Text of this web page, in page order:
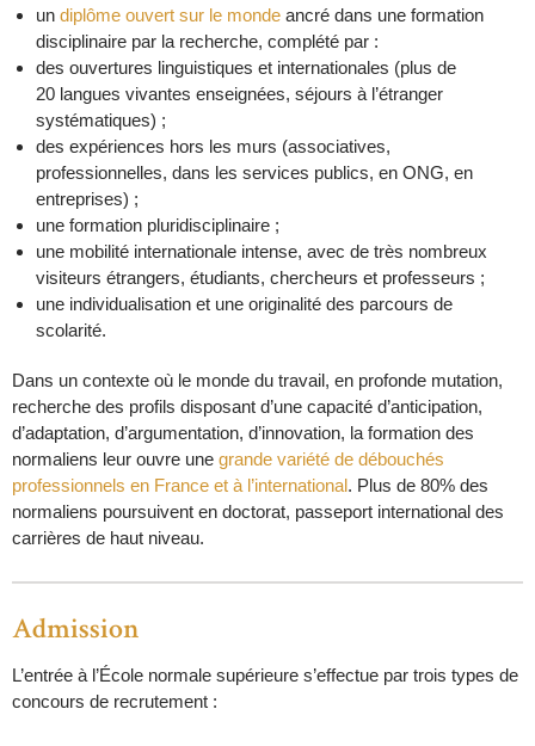
un diplôme ouvert sur le monde ancré dans une formation
disciplinaire par la recherche, complété par :
des ouvertures linguistiques et internationales (plus de
20 langues vivantes enseignées, séjours à l’étranger
systématiques) ;
des expériences hors les murs (associatives,
professionnelles, dans les services publics, en ONG, en
entreprises) ;
une formation pluridisciplinaire ;
une mobilité internationale intense, avec de très nombreux
visiteurs étrangers, étudiants, chercheurs et professeurs ;
une individualisation et une originalité des parcours de
scolarité.
Dans un contexte où le monde du travail, en profonde mutation,
recherche des profils disposant d’une capacité d’anticipation,
d’adaptation, d’argumentation, d’innovation, la formation des
normaliens leur ouvre une grande variété de débouchés
professionnels en France et à l’international. Plus de 80% des
normaliens poursuivent en doctorat, passeport international des
carrières de haut niveau.
Admission
L’entrée à l’École normale supérieure s’effectue par trois types de
concours de recrutement :